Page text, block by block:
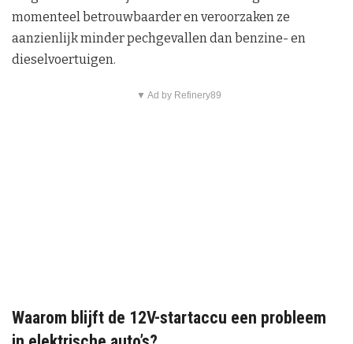
momenteel betrouwbaarder en veroorzaken ze
aanzienlijk minder pechgevallen dan benzine- en
dieselvoertuigen.
▼ Ad by Refinery89
Waarom blijft de 12V-startaccu een probleem